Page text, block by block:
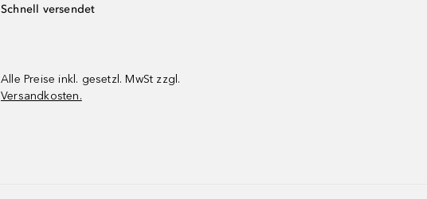
Schnell versendet
Alle Preise inkl. gesetzl. MwSt zzgl.
Versandkosten.